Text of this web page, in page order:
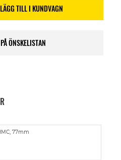
LÄGG TILL I KUNDVAGN
ÖNSKELISTAN
77mm